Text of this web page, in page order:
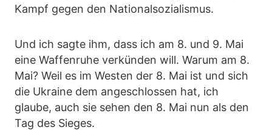
Kampf gegen den Nationalsozialismus.
Und ich sagte ihm, dass ich am 8. und 9. Mai
eine Waffenruhe verkünden will. Warum am 8.
Mai? Weil es im Westen der 8. Mai ist und sich
die Ukraine dem angeschlossen hat, ich
glaube, auch sie sehen den 8. Mai nun als den
Tag des Sieges.